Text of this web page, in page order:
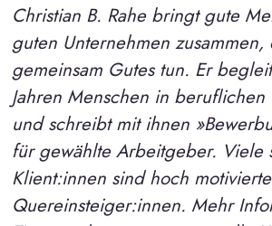
Christian B. Rahe bringt gute
guten Unternehmen zusammen,
gemeinsam Gutes tun. Er
Jahren Menschen in
und schreibt mit ihnen
für gewählte Arbeitgeber. Viele
Klient:innen sind hoch motivierte
Quereinsteiger:innen. Mehr